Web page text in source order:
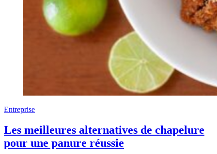
Entreprise
Les meilleures alternatives de chapelure
pour une panure réussie